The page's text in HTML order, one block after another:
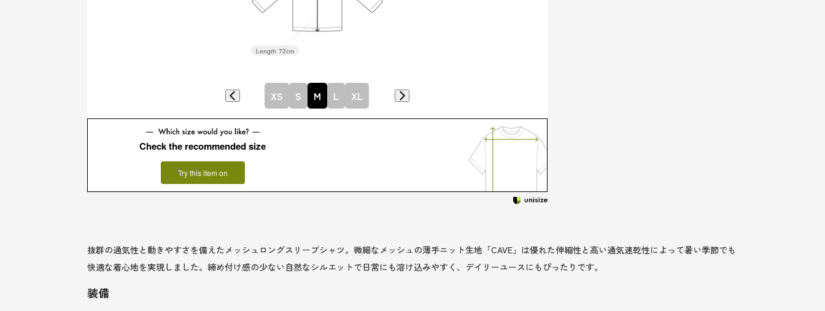
Length 72cm
XS S M L XL
Check the recommended size
Try this item on
抜群の通気性と動きやすさを備えたメッシュロングスリーブシャツ。微細なメッシュの薄手ニット生地「CAVE」は優れた伸縮性と高い通気速乾性によって暑い季節でも
快適な着心地を実現しました。締め付け感の少ない自然なシルエットで日常にも溶け込みやすく、デイリーユースにもぴったりです。
装備